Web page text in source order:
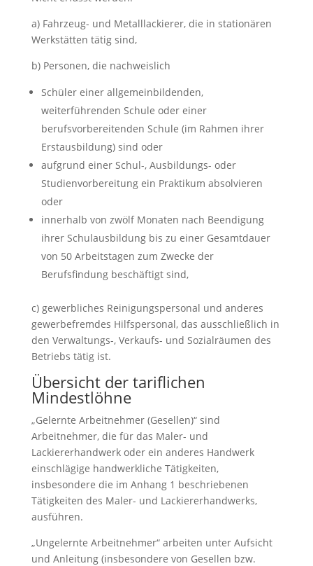
a) Fahrzeug- und Metalllackierer, die in stationären
Werkstätten tätig sind,
b) Personen, die nachweislich
Schüler einer allgemeinbildenden,
weiterführenden Schule oder einer
berufsvorbereitenden Schule (im Rahmen ihrer
Erstausbildung) sind oder
aufgrund einer Schul-, Ausbildungs- oder
Studienvorbereitung ein Praktikum absolvieren
oder
innerhalb von zwölf Monaten nach Beendigung
ihrer Schulausbildung bis zu einer Gesamtdauer
von 50 Arbeitstagen zum Zwecke der
Berufsfindung beschäftigt sind,
c) gewerbliches Reinigungspersonal und anderes
gewerbefremdes Hilfspersonal, das ausschließlich in
den Verwaltungs-, Verkaufs- und Sozialräumen des
Betriebs tätig ist.
Übersicht der tariflichen
Mindestlöhne
„Gelernte Arbeitnehmer (Gesellen)“ sind
Arbeitnehmer, die für das Maler- und
Lackiererhandwerk oder ein anderes Handwerk
einschlägige handwerkliche Tätigkeiten,
insbesondere die im Anhang 1 beschriebenen
Tätigkeiten des Maler- und Lackiererhandwerks,
ausführen.
„Ungelernte Arbeitnehmer“ arbeiten unter Aufsicht
und Anleitung (insbesondere von Gesellen bzw.